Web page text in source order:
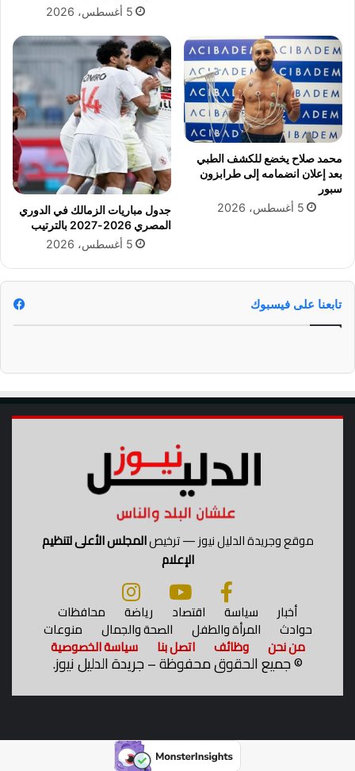
م
ا
م
ا
ل
ه
ل
ل
ا
ل
د
ي
؟
و
ف
ن
ت
و
س
ي
ك
ع
ا
ل
ل
د
ي
5 أغسطس، 2026
محمد صلاح يخضع للكشف الطبي
بعد إعلان انضمامه إلى طرابزون
سبور
5 أغسطس، 2026
جدول مباريات الزمالك في الدوري
المصري 2026-2027 بالترتيب
5 أغسطس، 2026
تابعنا على فيسبوك
موقع وجريدة الدليل نيوز — ترخيصالمجلس الأعلى لتنظيم
الإعلام
أخبار سياسة اقتصاد رياضة محافظات
حوادث المرأة والطفل الصحة والجمال منوعات
من نحن وظائف اتصل بنا سياسة الخصوصية
©جميع الحقوق محفوظة – جريدة الدليل نيوز.